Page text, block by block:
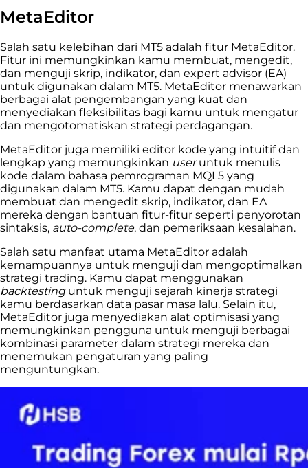
MetaEditor
Salah satu kelebihan dari MT5 adalah fitur MetaEditor.
Fitur ini memungkinkan kamu membuat, mengedit,
dan menguji skrip, indikator, dan expert advisor (EA)
untuk digunakan dalam MT5. MetaEditor menawarkan
berbagai alat pengembangan yang kuat dan
menyediakan fleksibilitas bagi kamu untuk mengatur
dan mengotomatiskan strategi perdagangan.
MetaEditor juga memiliki editor kode yang intuitif dan
lengkap yang memungkinkan useruntuk menulis
kode dalam bahasa pemrograman MQL5 yang
digunakan dalam MT5. Kamu dapat dengan mudah
membuat dan mengedit skrip, indikator, dan EA
mereka dengan bantuan fitur-fitur seperti penyorotan
sintaksis, auto-complete, dan pemeriksaan kesalahan.
Salah satu manfaat utama MetaEditor adalah
kemampuannya untuk menguji dan mengoptimalkan
strategi trading. Kamu dapat menggunakan
backtestinguntuk menguji sejarah kinerja strategi
kamu berdasarkan data pasar masa lalu. Selain itu,
MetaEditor juga menyediakan alat optimisasi yang
memungkinkan pengguna untuk menguji berbagai
kombinasi parameter dalam strategi mereka dan
menemukan pengaturan yang paling
menguntungkan.